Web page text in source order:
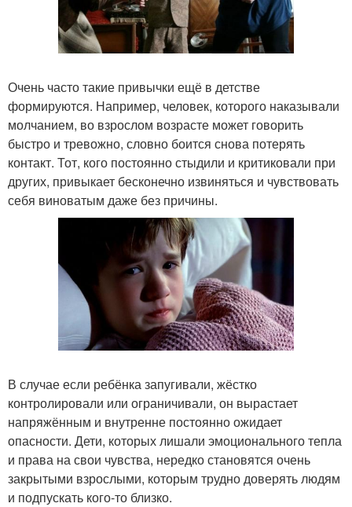
Очень часто такие привычки ещё в детстве
формируются. Например, человек, которого наказывали
молчанием, во взрослом возрасте может говорить
быстро и тревожно, словно боится снова потерять
контакт. Тот, кого постоянно стыдили и критиковали при
других, привыкает бесконечно извиняться и чувствовать
себя виноватым даже без причины.
В случае если ребёнка запугивали, жёстко
контролировали или ограничивали, он вырастает
напряжённым и внутренне постоянно ожидает
опасности. Дети, которых лишали эмоционального тепла
и права на свои чувства, нередко становятся очень
закрытыми взрослыми, которым трудно доверять людям
и подпускать кого-то близко.